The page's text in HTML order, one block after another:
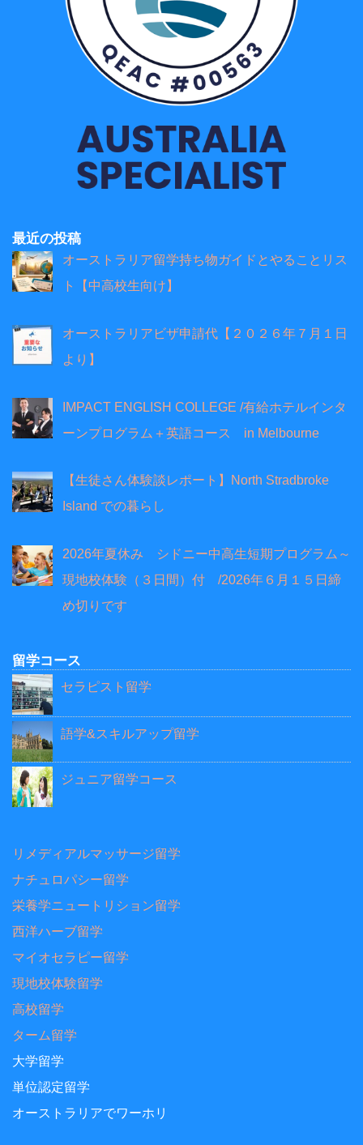
最近の投稿
オーストラリア留学持ち物ガイドとやることリス
ト【中高校生向け】
オーストラリアビザ申請代【２０２６年７月１日
より】
IMPACT ENGLISH COLLEGE /有給ホテルインタ
ーンプログラム＋英語コース in Melbourne
【生徒さん体験談レポート】North Stradbroke
Island での暮らし
2026年夏休み シドニー中高生短期プログラム～
現地校体験（３日間）付 /2026年６月１５日締
め切りです
留学コース
セラピスト留学
語学&スキルアップ留学
ジュニア留学コース
リメディアルマッサージ留学
ナチュロパシー留学
栄養学ニュートリション留学
西洋ハーブ留学
マイオセラピー留学
現地校体験留学
高校留学
ターム留学
大学留学
単位認定留学
オーストラリアでワーホリ